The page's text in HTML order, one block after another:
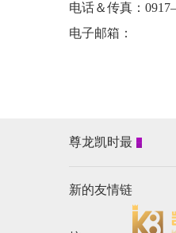
电话＆传真：
电子邮箱：
尊龙凯时最
新的友情链